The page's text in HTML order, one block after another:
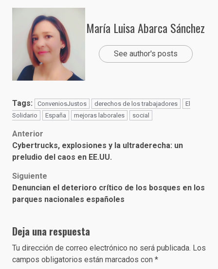
María Luisa Abarca Sánchez
See author's posts
Tags: ConveniosJustos derechos de los trabajadores
El
Solidario
España mejoras laborales social
Post
navigation
Anterior
Cybertrucks, explosiones y la ultraderecha: un
preludio del caos en EE.UU.
Siguiente
Denuncian el deterioro crítico de los bosques en los
parques nacionales españoles
Deja una respuesta
Tu dirección de correo electrónico no será publicada. Los
campos obligatorios están marcados con *